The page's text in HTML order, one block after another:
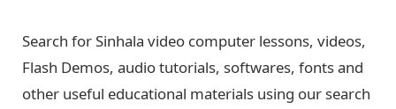
Search for Sinhala video computer lessons, videos,
Flash Demos, audio tutorials, softwares, fonts and
other useful educational materials using our search